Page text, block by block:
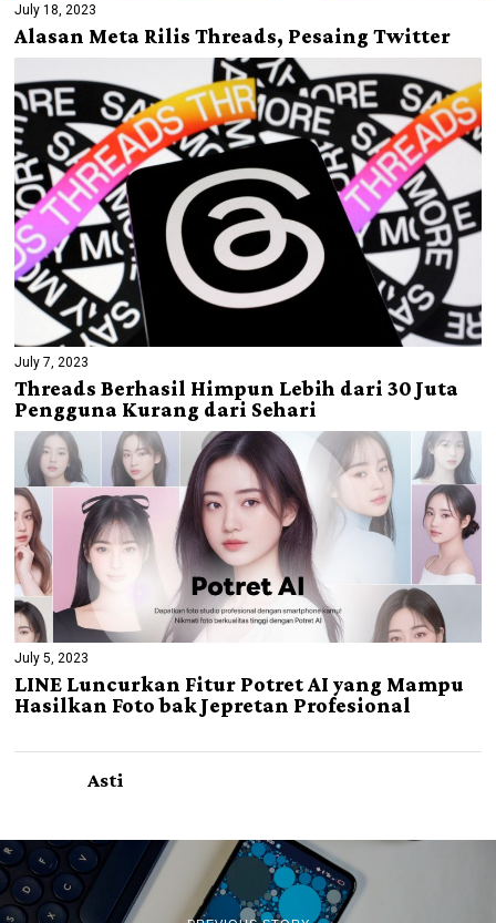
July 18, 2023
Alasan Meta Rilis Threads, Pesaing Twitter
July 7, 2023
Threads Berhasil Himpun Lebih dari 30 Juta
Pengguna Kurang dari Sehari
July 5, 2023
LINE Luncurkan Fitur Potret AI yang Mampu
Hasilkan Foto bak Jepretan Profesional
Asti